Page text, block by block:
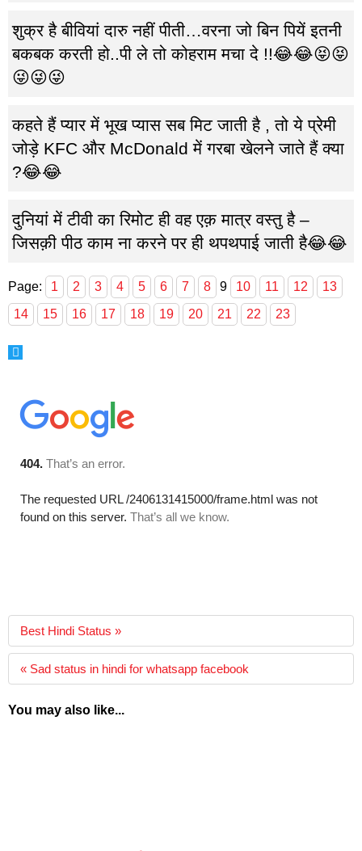
शुक्र है बीवियां दारु नहीं पीती…वरना जो बिन पियें इतनी
बकबक करती हो..पी ले तो कोहराम मचा दे !!😂😂😝😝
😜😜😜
कहते हैं प्यार में भूख प्यास सब मिट जाती है , तो ये प्रेमी
जोड़े KFC और McDonald में गरबा खेलने जाते हैं क्या
?😂😂
दुनियां में टीवी का रिमोट ही वह एक़ मात्र वस्तु है –
जिसक़ी पीठ काम ना करने पर ही थपथपाई जाती है😂😂
Page: 1 2 3 4 5 6 7 8 9 10 11 12
13
14
15 16 17 18 19 20 21 22 23
Best Hindi Status »
« Sad status in hindi for whatsapp facebook
You may also like...